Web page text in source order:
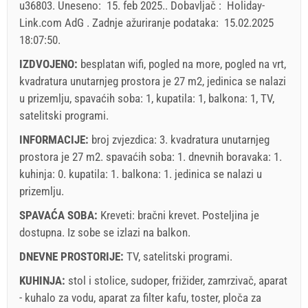
Prikazana cijena je po jedinici za određeni broj osoba.
Ponude:
Holiday-Link plaća: 6. okt 2025. - 31. dec 2026. / - 10 %
Obavezno:Prijava gostiju (01.07. - 31.08): 10 EUR (once -
za_person), Prijava gostiju (01.01 - 30.06. / 01.09. - 31.12.):
Uvjeti i odredbe dobavljača
Rezervirajte i čekajte na potvrdu
u36803. Uneseno: 15. feb 2025.. Dobavljač : Holiday-
Link.com AdG . Zadnje ažuriranje podataka: 15.02.2025
18:07:50.
IZDVOJENO: besplatan wifi, pogled na more, pogled na vrt,
kvadratura unutarnjeg prostora je 27 m2, jedinica se nalazi
u prizemlju, spavaćih soba: 1, kupatila: 1, balkona: 1, TV,
satelitski programi.
INFORMACIJE: broj zvjezdica: 3. kvadratura unutarnjeg
prostora je 27 m2. spavaćih soba: 1. dnevnih boravaka: 1.
kuhinja: 0. kupatila: 1. balkona: 1. jedinica se nalazi u
prizemlju.
SPAVAĆA SOBA: Kreveti: bračni krevet. Posteljina je
dostupna. Iz sobe se izlazi na balkon.
DNEVNE PROSTORIJE: TV, satelitski programi.
KUHINJA: stol i stolice, sudoper, frižider, zamrzivač, aparat
- kuhalo za vodu, aparat za filter kafu, toster, ploča za